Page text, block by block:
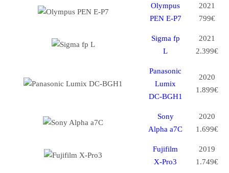
Olympus
PEN E-P7
2021
799€
Sigma fp
L
2021
2.399€
Panasonic
Lumix
DC-BGH1
2020
1.899€
Sony
Alpha a7C
2020
1.699€
Fujifilm
X-Pro3
2019
1.749€